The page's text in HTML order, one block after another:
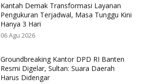
Kantah Demak Transformasi Layanan
Pengukuran Terjadwal, Masa Tunggu Kini
Hanya 3 Hari
06 Agu 2026
Groundbreaking Kantor DPD RI Banten
Resmi Digelar, Sultan: Suara Daerah
Harus Didengar